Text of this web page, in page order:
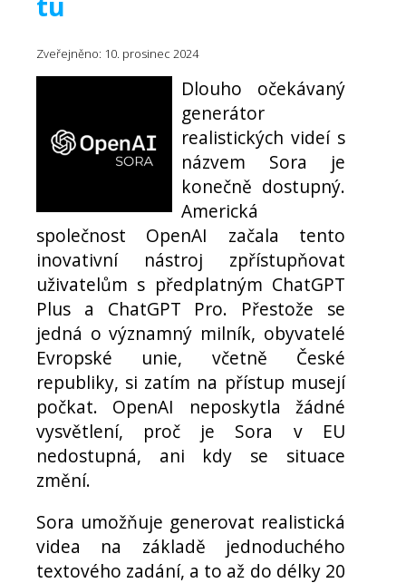
Zveřejněno: 10. prosinec 2024
Dlouho očekávaný
generátor
realistických videí s
názvem Sora je
konečně dostupný.
Americká
společnost OpenAI začala tento
inovativní nástroj zpřístupňovat
uživatelům s předplatným ChatGPT
Plus a ChatGPT Pro. Přestože se
jedná o významný milník, obyvatelé
Evropské unie, včetně České
republiky, si zatím na přístup musejí
počkat. OpenAI neposkytla žádné
vysvětlení, proč je Sora v EU
nedostupná, ani kdy se situace
změní.
Sora umožňuje generovat realistická
videa na základě jednoduchého
textového zadání, a to až do délky 20